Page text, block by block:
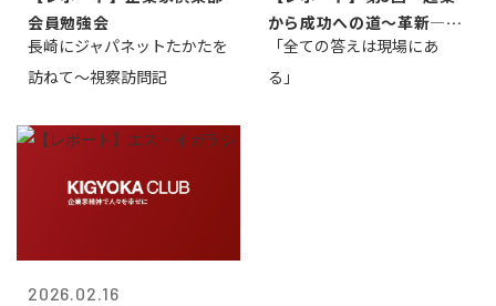
会員勉強会
長崎にジャパネットたかたを
訪ねて～視察訪問記
から成功への道～革新―挑
戦の先にある...
「全ての答えは現場にあ
る」
2026.02.16